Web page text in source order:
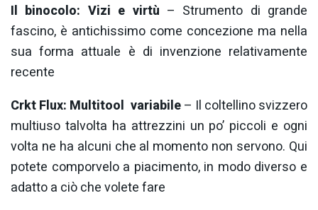
Il binocolo: Vizi e virtù – Strumento di grande
fascino, è antichissimo come concezione ma nella
sua forma attuale è di invenzione relativamente
recente
Crkt Flux: Multitool variabile– Il coltellino svizzero
multiuso talvolta ha attrezzini un po’ piccoli e ogni
volta ne ha alcuni che al momento non servono. Qui
potete comporvelo a piacimento, in modo diverso e
adatto a ciò che volete fare